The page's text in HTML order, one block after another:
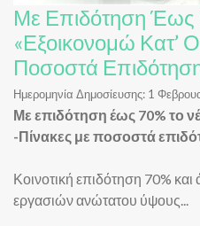
Με Επιδότηση Έως
«Εξοικονομώ Κατ’
Ποσοστά
Ημερομηνία Δημοσίευσης: 1
Με επιδότηση έως 70% το
-Πίνακες με ποσοστά
Κοινοτική επιδότηση 70%
εργασιών ανώτατου ύψους...